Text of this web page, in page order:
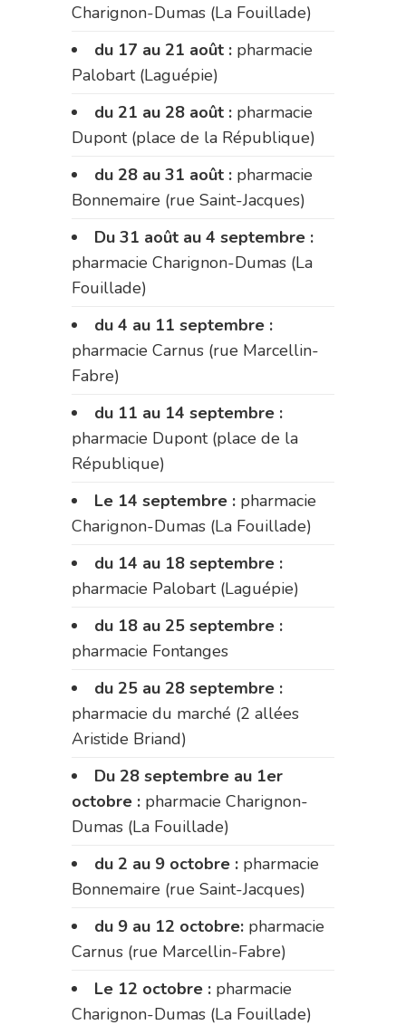
Charignon-Dumas (La Fouillade)
du 17 au 21 août : pharmacie
Palobart (Laguépie)
du 21 au 28 août : pharmacie
Dupont (place de la République)
du 28 au 31 août : pharmacie
Bonnemaire (rue Saint-Jacques)
Du 31 août au 4 septembre :
pharmacie Charignon-Dumas (La
Fouillade)
du 4 au 11 septembre :
pharmacie Carnus (rue Marcellin-
Fabre)
du 11 au 14 septembre :
pharmacie Dupont (place de la
République)
Le 14 septembre : pharmacie
Charignon-Dumas (La Fouillade)
du 14 au 18 septembre :
pharmacie Palobart (Laguépie)
du 18 au 25 septembre :
pharmacie Fontanges
du 25 au 28 septembre :
pharmacie du marché (2 allées
Aristide Briand)
Du 28 septembre au 1er
octobre : pharmacie Charignon-
Dumas (La Fouillade)
du 2 au 9 octobre : pharmacie
Bonnemaire (rue Saint-Jacques)
du 9 au 12 octobre: pharmacie
Carnus (rue Marcellin-Fabre)
Le 12 octobre : pharmacie
Charignon-Dumas (La Fouillade)